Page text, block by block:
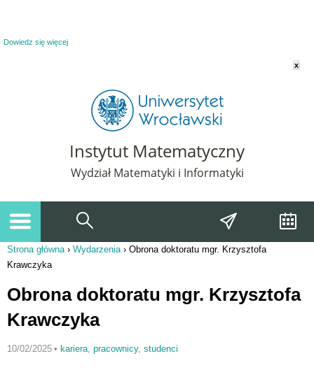
Dowiedz się więcej
x
Instytut Matematyczny
Wydział Matematyki i Informatyki
Jesteś tutaj
Strona główna› Wydarzenia› Obrona doktoratu mgr. Krzysztofa
Krawczyka
Obrona doktoratu mgr. Krzysztofa
Krawczyka
10/02/2025 • kariera, pracownicy, studenci